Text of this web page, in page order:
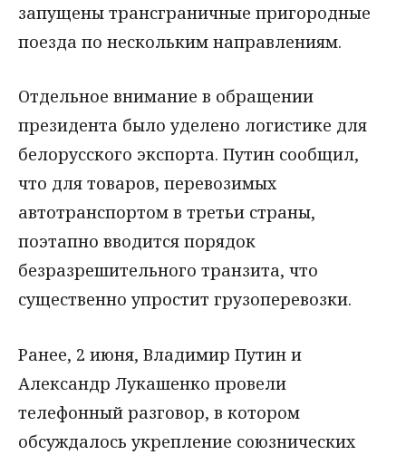
запущены трансграничные пригородные
поезда по нескольким направлениям.
Отдельное внимание в обращении
президента было уделено логистике для
белорусского экспорта. Путин сообщил,
что для товаров, перевозимых
автотранспортом в третьи страны,
поэтапно вводится порядок
безразрешительного транзита, что
существенно упростит грузоперевозки.
Ранее, 2 июня, Владимир Путин и
Александр Лукашенко провели
телефонный разговор, в котором
обсуждалось укрепление союзнических